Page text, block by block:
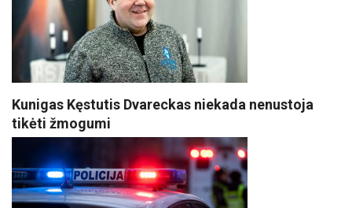
Kunigas Kęstutis Dvareckas niekada nenustoja
tikėti žmogumi